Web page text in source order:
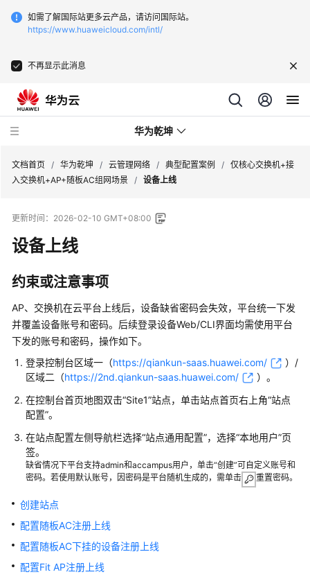
如需了解国际站更多云产品，请访问国际站。
https://www.huaweicloud.com/intl/
不再显示此消息
华为乾坤
全
云
服
理
网
络
典
型
置
例
单
组
网
场
文档首页 / 华为乾坤 / 云管理网络 / 典型配置案例 / 仅核心交换机+接
入交换机+AP+随板AC组网场景 / 设备上线
更新时间： 2026-02-10 GMT+08:00
设备上线
约束或注意事项
AP、交换机在云平台 上线后，设备缺省密码会失效，平台统一下发
并覆盖设备账号和密码。后续登录设备Web/CLI界面均需使用平台
下发的账号和密码，操作如下。
登录控制台区域一（https://qiankun-saas.huawei.com/
）/
区域二（https://2nd.qiankun-saas.huawei.com/ ） 。
在控制台首页地图双击“Site1”站点，单击站点首页右上角“站点
配置”。
在站点配置左侧导航栏选择“站点通用配置”，选择“本地用户”页
签。
缺省情况下平台支持admin和accampus用户，单击“创建”可自定义账号和
密码。若使用默认账号，因密码是平台随机生成的，需单击
重置密码。
创建站点
配置随板AC注册上线
配置随板AC下挂的设备注册上线
配置Fit AP注册上线